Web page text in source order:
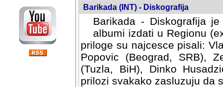
Barikada (INT) - Diskografija
Barikada - Diskografija
albumi izdati u Regionu
priloge su najcesce pisali:
Popovic (Beograd, SRB),
(Tuzla, BiH), Dinko
prilozi svakako zasluzuju da